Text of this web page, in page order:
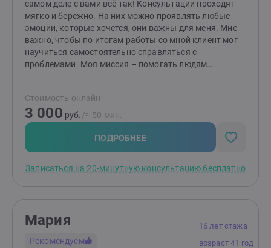
переменам!
самом деле с вами всё так! Консультации проходят
мягко и бережно. На них можно проявлять любые
эмоции, которые хочется, они важны для меня. Мне
важно, чтобы по итогам работы со мной клиент мог
научиться самостоятельно справляться с
проблемами. Моя миссия – помогать людям
работы вам отзываются, то буду рада видеть вас на
консультациях. Я работаю индивидуально и в паре от
16 лет (с согласия родителей). НЕ работаю с: теми, кто
не верит в психологию; теми, кого заставили прийти;
тяжёлыми психиатрическими диагнозами; любыми
партнёрами в отношениях.
Стоимость онлайн
3 000 руб. /≈ 50 мин.
ПОДРОБНЕЕ
Записаться на 20-минутную консультацию бесплатно
16 лет стажа
возраст 41 год
Мария
Рекомендуем